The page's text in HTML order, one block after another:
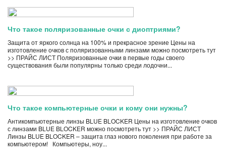
Что такое поляризованные очки с диоптриями?
Защита от яркого солнца на 100% и прекрасное зрение Цены на
изготовление очков с поляризованными линзами можно посмотреть тут
>> ПРАЙС ЛИСТ Поляризованные очки в первые годы своего
существования были популярны только среди лодочни...
Что такое компьютерные очки и кому они нужны?
Антикомпьютерные линзы BLUE BLOCKER Цены на изготовление очков
с линзами BLUE BLOCKER можно посмотреть тут >> ПРАЙС ЛИСТ
Линзы BLUE BLOCKER – защита глаз нового поколения при работе за
компьютером! Компьютеры, ноу...